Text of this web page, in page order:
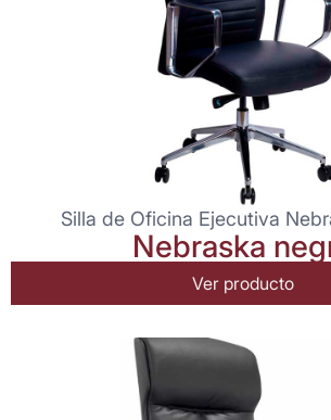
Silla de Oficina Ejecutiva
Nebraska
Ver producto